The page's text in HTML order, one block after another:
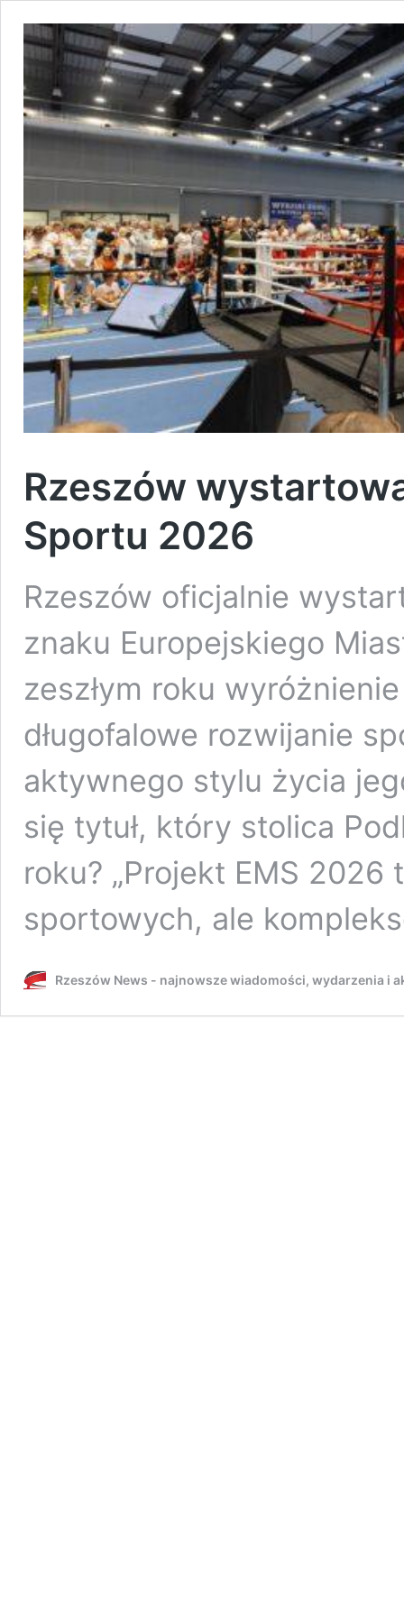
Rzeszów
Sportu 2026
Rzeszów oficjalnie
znaku Europejskiego
zeszłym roku
długofalowe rozwijanie
aktywnego stylu życia
się tytuł, który stolica
roku? „Projekt EMS
sportowych, ale
Rzeszów News - najnowsze wiadomości, wydarzenia i